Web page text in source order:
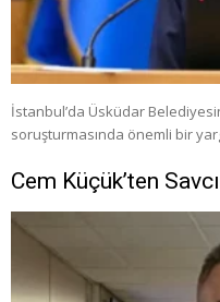
İstanbul’da Üsküdar
soruşturmasında önemli bir
Cem Küçük’ten